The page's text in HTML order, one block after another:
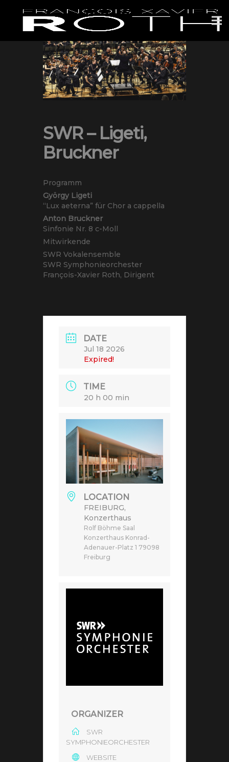
SWR – Ligeti,
Bruckner
Programm
György Ligeti
“Lux aeterna” für Chor a cappella
Anton Bruckner
Sinfonie Nr. 8 c-Moll
Mitwirkende
SWR Vokalensemble
SWR Symphonieorchester
François-Xavier Roth, Dirigent
DATE
Jul 18 2026
Expired!
TIME
20 h 00 min
LOCATION
FREIBURG,
Konzerthaus
Rolf Böhme Saal
Konzerthaus Konrad-
Adenauer-Platz 1 79098
Freiburg
ORGANIZER
SWR
SYMPHONIEORCHESTER
WEBSITE